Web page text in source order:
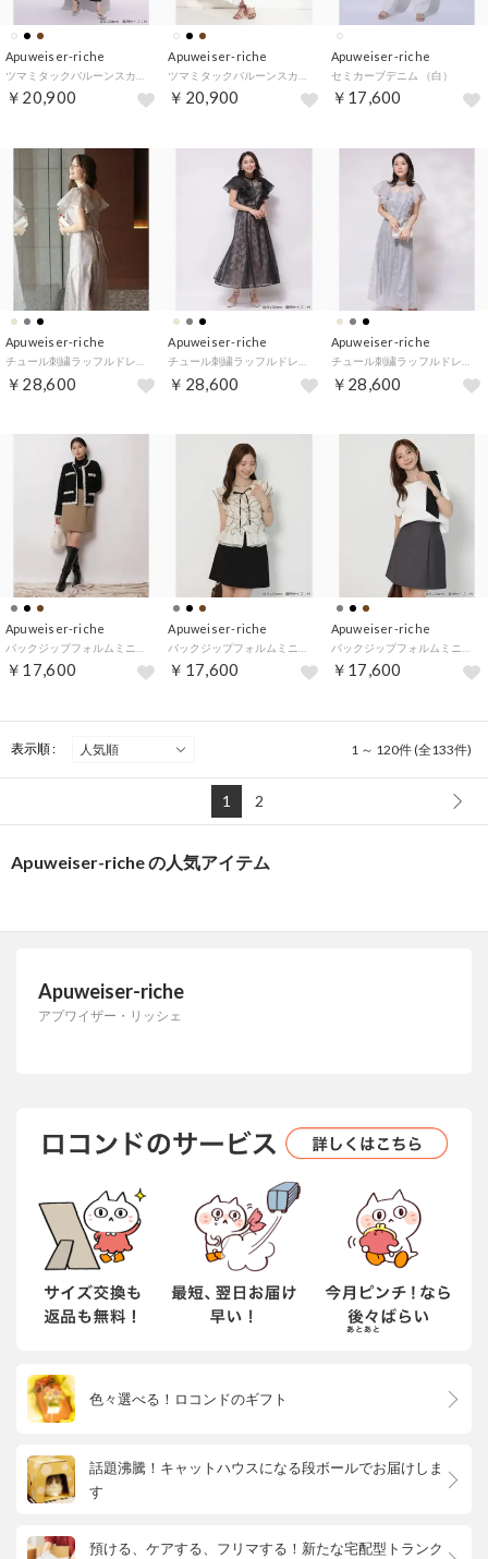
Apuweiser-riche
￥20,900
Apuweiser-riche
￥20,900
Apuweiser-riche
セミカーブデニム （白）
￥17,600
Apuweiser-riche
￥28,600
Apuweiser-riche
￥28,600
Apuweiser-riche
￥28,600
Apuweiser-riche
￥17,600
Apuweiser-riche
￥17,600
Apuweiser-riche
￥17,600
表示順 : 1 ～ 120件 (全133件)
1 2
Apuweiser-riche の人気アイテム
Apuweiser-riche
アプワイザー・リッシェ
色々選べる！ロコンドのギフト
話題沸騰！キャットハウスになる段ボールでお届けしま
す
預ける、ケアする、フリマする！新たな宅配型トランク